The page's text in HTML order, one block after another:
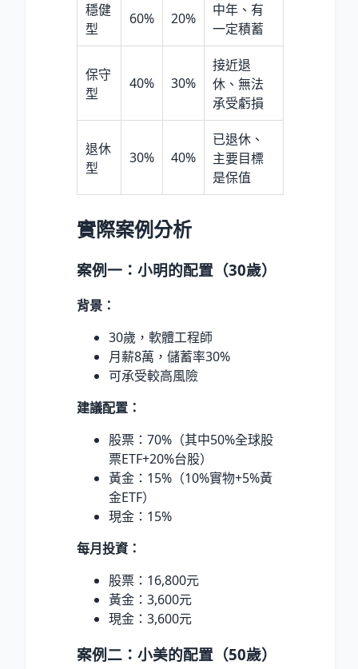
穩健
型
60% 20%
中年、有
一定積蓄
保守
型
40% 30%
接近退
休、無法
承受虧損
退休
型
30% 40%
已退休、
主要目標
是保值
實際案例分析
案例一：小明的配置（30歲）
背景：
30歲，軟體工程師
月薪8萬，儲蓄率30%
可承受較高風險
建議配置：
股票：70%（其中50%全球股
票ETF+20%台股）
黃金：15%（10%實物+5%黃
金ETF）
現金：15%
每月投資：
股票：16,800元
黃金：3,600元
現金：3,600元
案例二：小美的配置（50歲）